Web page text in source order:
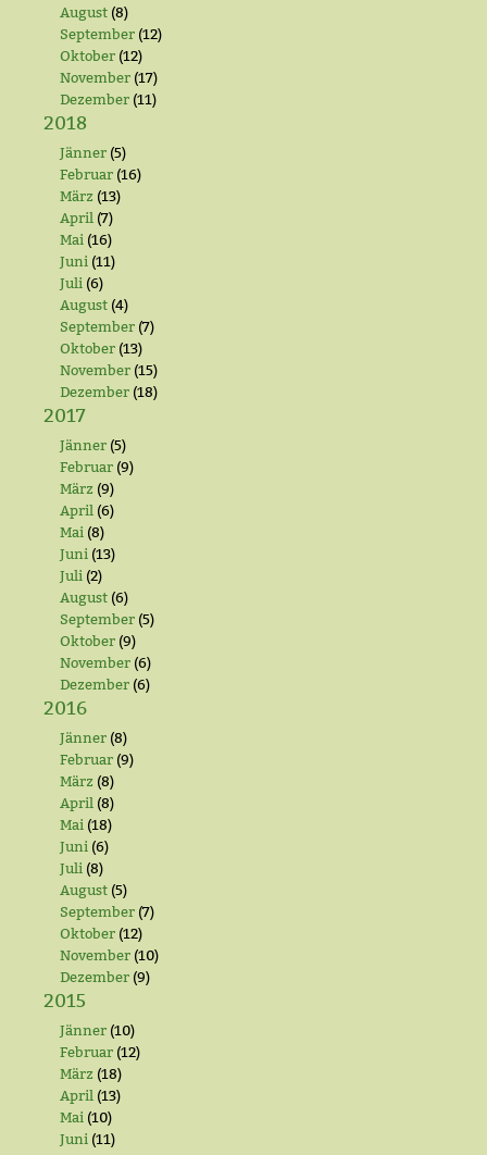
August (8)
September (12)
Oktober (12)
November (17)
Dezember (11)
2018
Jänner (5)
Februar (16)
März (13)
April (7)
Mai (16)
Juni (11)
Juli (6)
August (4)
September (7)
Oktober (13)
November (15)
Dezember (18)
2017
Jänner (5)
Februar (9)
März (9)
April (6)
Mai (8)
Juni (13)
Juli (2)
August (6)
September (5)
Oktober (9)
November (6)
Dezember (6)
2016
Jänner (8)
Februar (9)
März (8)
April (8)
Mai (18)
Juni (6)
Juli (8)
August (5)
September (7)
Oktober (12)
November (10)
Dezember (9)
2015
Jänner (10)
Februar (12)
März (18)
April (13)
Mai (10)
Juni (11)